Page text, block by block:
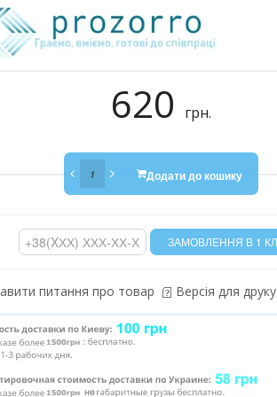
620 грн.
Додати до кошику
питання про товар Версія для друку